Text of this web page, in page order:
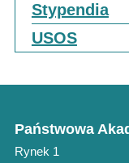
Stypendia
USOS
Państwowa
Rynek 1